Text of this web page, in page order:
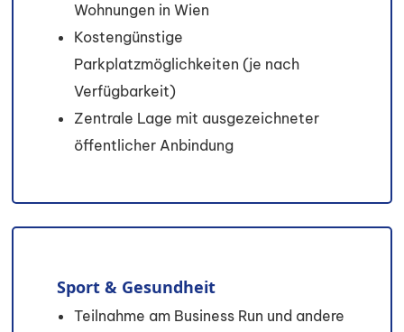
Wohnungen in Wien
Kostengünstige
Parkplatzmöglichkeiten (je nach
Verfügbarkeit)
Zentrale Lage mit ausgezeichneter
öffentlicher Anbindung
Sport & Gesundheit
Teilnahme am Business Run und andere